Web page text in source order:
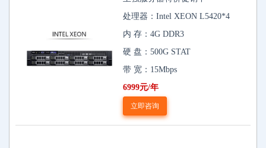
处理器：Intel XEON L5420*4
内 存：4G DDR3
硬 盘：500G STAT
带 宽：15Mbps
6999元/年
立即咨询